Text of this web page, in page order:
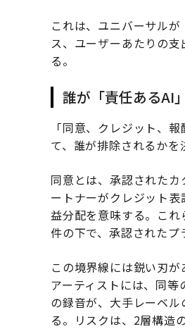
これは、ユニバーサル
ス、ユーザーあたりの
る。
誰が「責任あるAI
「同意、クレジット、
て、誰が排除されるかを
同意とは、承認された
ートナーがクレジット
益分配を意味する。こ
件の下で、承認されたプ
この境界線には鋭い刃
アーティストには、同等
の録音が、大手レーベ
る。リスクは、2層構造